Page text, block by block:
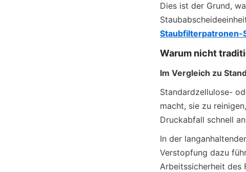
Dies ist der Grund,
Staubfilterpatronen-
Warum nicht
Im Vergleich zu
Standardzellulose-
macht, sie zu
Druckabfall schnell
In der
Verstopfung dazu
Arbeitssicherheit des